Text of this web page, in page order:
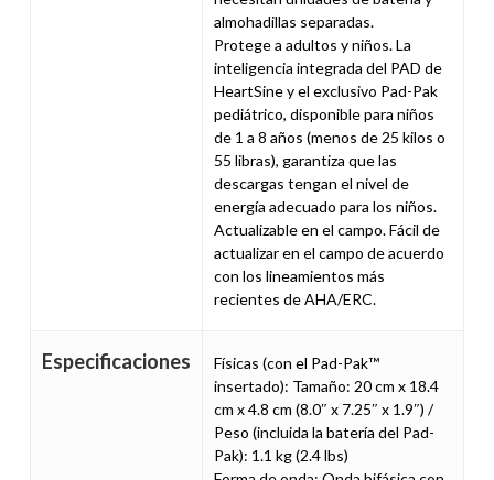
almohadillas separadas.
Protege a adultos y niños. La
inteligencia integrada del PAD de
HeartSine y el exclusivo Pad-Pak
pediátrico, disponible para niños
de 1 a 8 años (menos de 25 kilos o
55 libras), garantiza que las
descargas tengan el nivel de
energía adecuado para los niños.
Actualizable en el campo. Fácil de
actualizar en el campo de acuerdo
con los lineamientos más
recientes de AHA/ERC.
Especificaciones
Físicas (con el Pad-Pak™
insertado): Tamaño: 20 cm x 18.4
cm x 4.8 cm (8.0″ x 7.25″ x 1.9″) /
Peso (incluida la batería del Pad-
Pak): 1.1 kg (2.4 lbs)